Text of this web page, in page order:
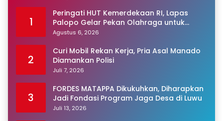
1
Peringati HUT Kemerdekaan RI, Lapas
Palopo Gelar Pekan Olahraga untuk
Warga Binaan
Agustus 6, 2026
2
Curi Mobil Rekan Kerja, Pria Asal Manado
Diamankan Polisi
Juli 7, 2026
3
FORDES MATAPPA Dikukuhkan, Diharapkan
Jadi Fondasi Program Jaga Desa di Luwu
Juli 13, 2026